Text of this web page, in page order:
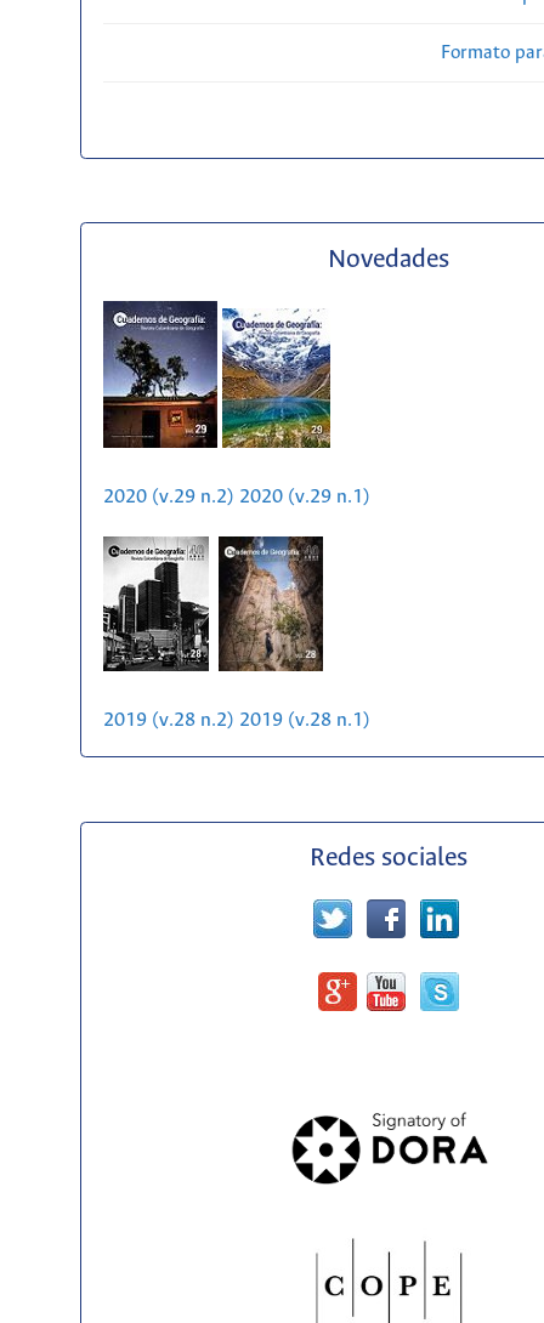
Formato
Novedades
2020 (v.29 n.2) 2020 (v.29 n.1)
2019 (v.28 n.2) 2019 (v.28 n.1)
Redes sociales